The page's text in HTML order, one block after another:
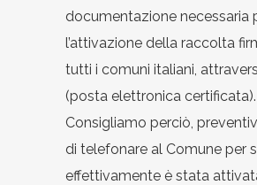
documentazione necessaria
l’attivazione della raccolta
tutti i comuni italiani,
(posta elettronica certificata).
Consigliamo perciò,
di telefonare al Comune per
effettivamente è stata